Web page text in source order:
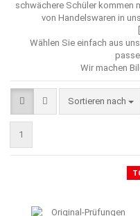
schwächere Schüler kommen
von Handelswaren in
Wählen Sie einfach aus
Wir machen
Sortieren nach
Sortieren nach
1